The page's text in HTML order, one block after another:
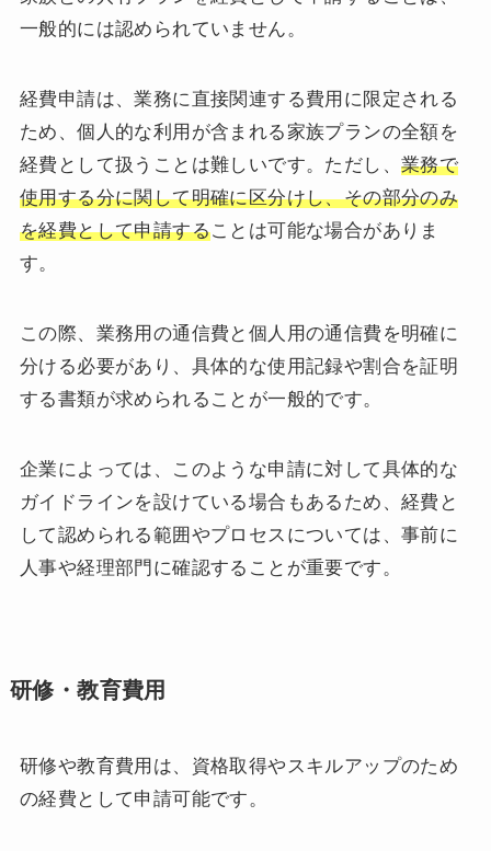
一般的には認められていません。
経費申請は、業務に直接関連する費用に限定される
ため、個人的な利用が含まれる家族プランの全額を
経費として扱うことは難しいです。ただし、 業務で
使用する分に関して明確に区分けし、その部分のみ
を経費として申請することは可能な場合がありま
す。
この際、業務用の通信費と個人用の通信費を明確に
分ける必要があり、具体的な使用記録や割合を証明
する書類が求められることが一般的です。
企業によっては、このような申請に対して具体的な
ガイドラインを設けている場合もあるため、経費と
して認められる範囲やプロセスについては、事前に
人事や経理部門に確認することが重要です。
研修・教育費用
研修や教育費用は、資格取得やスキルアップのため
の経費として申請可能です。